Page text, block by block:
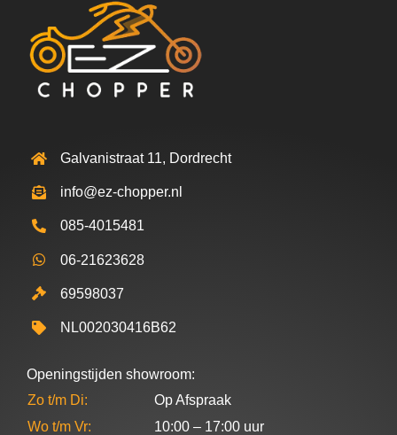
Galvanistraat 11, Dordrecht
info@ez-chopper.nl
085-4015481
06-21623628
69598037
NL002030416B62
Openingstijden showroom:
Zo t/m Di:
Op Afspraak
Wo t/m Vr:
10:00 – 17:00 uur